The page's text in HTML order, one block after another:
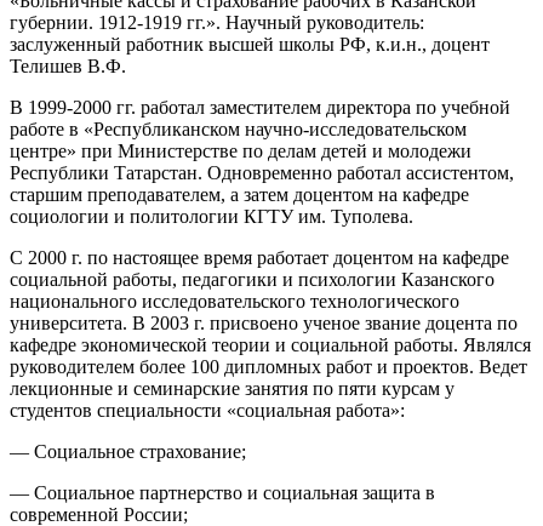
губернии. 1912-1919 гг.». Научный руководитель:
заслуженный работник высшей школы РФ, к.и.н., доцент
Телишев В.Ф.
В 1999-2000 гг. работал заместителем директора по учебной
работе в «Республиканском научно-исследовательском
центре» при Министерстве по делам детей и молодежи
Республики Татарстан. Одновременно работал ассистентом,
старшим преподавателем, а затем доцентом на кафедре
социологии и политологии КГТУ им. Туполева.
С 2000 г. по настоящее время работает доцентом на кафедре
социальной работы, педагогики и психологии Казанского
национального исследовательского технологического
университета. В 2003 г. присвоено ученое звание доцента по
кафедре экономической теории и социальной работы. Являлся
руководителем более 100 дипломных работ и проектов. Ведет
лекционные и семинарские занятия по пяти курсам у
студентов специальности «социальная работа»:
— Социальное страхование;
— Социальное партнерство и социальная защита в
современной России;